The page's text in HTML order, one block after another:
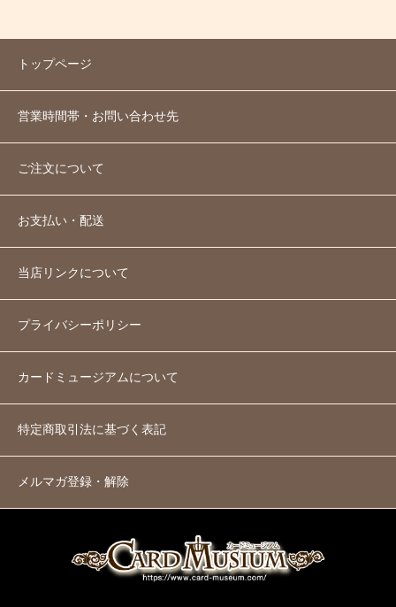
トップページ
営業時間帯・お問い合わせ先
ご注文について
お支払い・配送
当店リンクについて
プライバシーポリシー
カードミュージアムについて
特定商取引法に基づく表記
メルマガ登録・解除